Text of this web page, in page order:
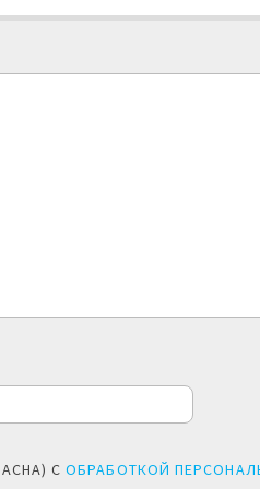
СОБРАБОТКОЙ